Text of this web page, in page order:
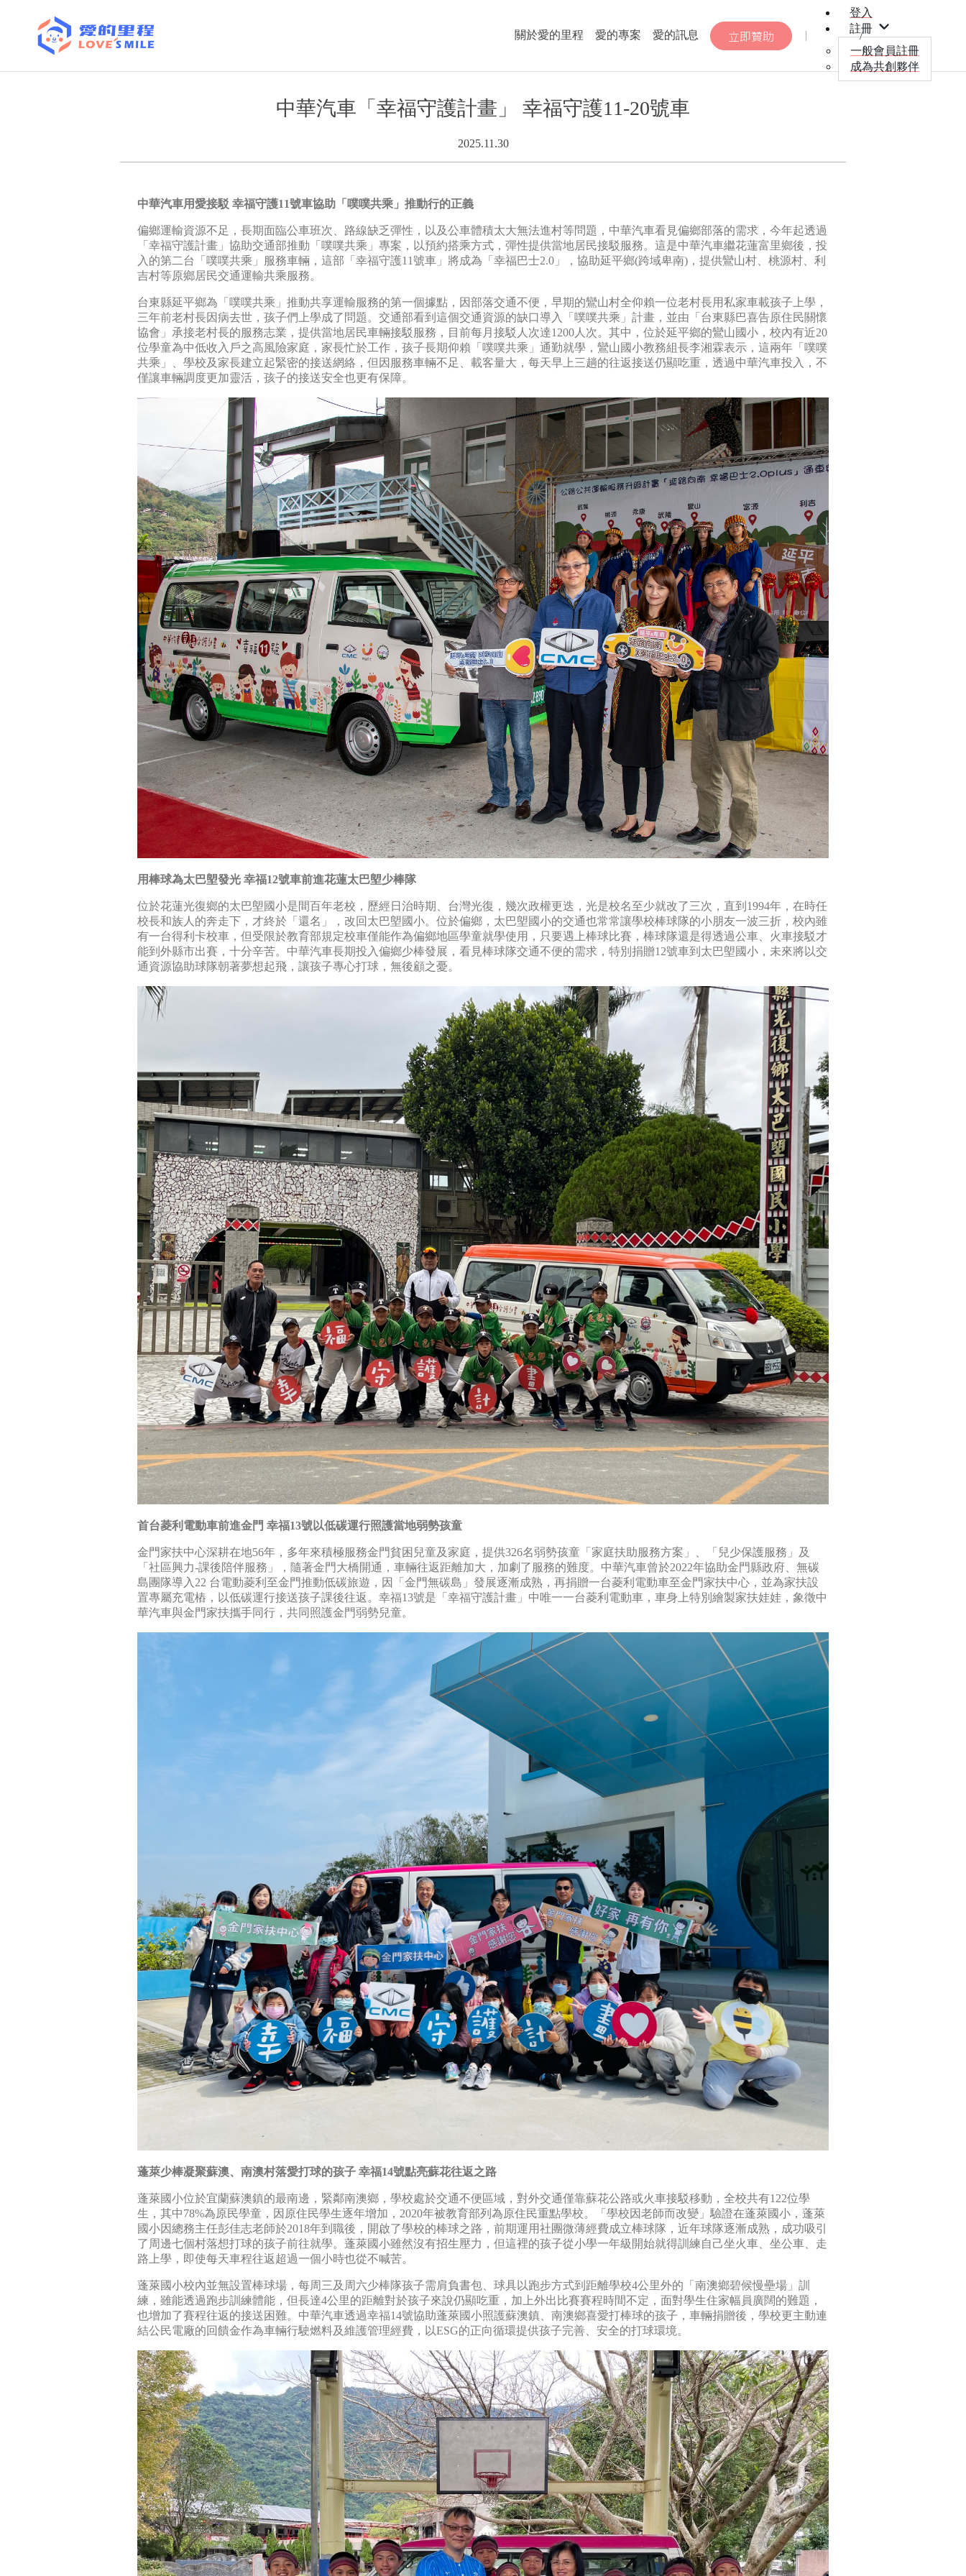
關於愛的里程 愛的專案 愛的訊息 立即贊助
登入
註冊
一般會員註冊
成為共創夥伴
中華汽車「幸福守護計畫」 幸福守護11-20號車
2025.11.30
中華汽車用愛接駁 幸福守護11號車協助「噗噗共乘」推動行的正義
偏鄉運輸資源不足，長期面臨公車班次、路線缺乏彈性，以及公車體積太大無法進村等問題，中華汽車看見偏鄉部落的需求，今年起透過
「幸福守護計畫」協助交通部推動「噗噗共乘」專案，以預約搭乘方式，彈性提供當地居民接駁服務。這是中華汽車繼花蓮富里鄉後，投
入的第二台「噗噗共乘」服務車輛，這部「幸福守護11號車」將成為「幸福巴士2.0」，協助延平鄉(跨域卑南)，提供鸞山村、桃源村、利
吉村等原鄉居民交通運輸共乘服務。
台東縣延平鄉為「噗噗共乘」推動共享運輸服務的第一個據點，因部落交通不便，早期的鸞山村全仰賴一位老村長用私家車載孩子上學，
三年前老村長因病去世，孩子們上學成了問題。交通部看到這個交通資源的缺口導入「噗噗共乘」計畫，並由「台東縣巴喜告原住民關懷
協會」承接老村長的服務志業，提供當地居民車輛接駁服務，目前每月接駁人次達1200人次。其中，位於延平鄉的鸞山國小，校內有近20
位學童為中低收入戶之高風險家庭，家長忙於工作，孩子長期仰賴「噗噗共乘」通勤就學，鸞山國小教務組長李湘霖表示，這兩年「噗噗
共乘」、學校及家長建立起緊密的接送網絡，但因服務車輛不足、載客量大，每天早上三趟的往返接送仍顯吃重，透過中華汽車投入，不
僅讓車輛調度更加靈活，孩子的接送安全也更有保障。
用棒球為太巴塱發光 幸福12號車前進花蓮太巴塱少棒隊
位於花蓮光復鄉的太巴塱國小是間百年老校，歷經日治時期、台灣光復，幾次政權更迭，光是校名至少就改了三次，直到1994年，在時任
校長和族人的奔走下，才終於「還名」，改回太巴塱國小。位於偏鄉，太巴塱國小的交通也常常讓學校棒球隊的小朋友一波三折，校內雖
有一台得利卡校車，但受限於教育部規定校車僅能作為偏鄉地區學童就學使用，只要遇上棒球比賽，棒球隊還是得透過公車、火車接駁才
能到外縣市出賽，十分辛苦。中華汽車長期投入偏鄉少棒發展，看見棒球隊交通不便的需求，特別捐贈12號車到太巴塱國小，未來將以交
通資源協助球隊朝著夢想起飛，讓孩子專心打球，無後顧之憂。
首台菱利電動車前進金門 幸福13號以低碳運行照護當地弱勢孩童
金門家扶中心深耕在地56年，多年來積極服務金門貧困兒童及家庭，提供326名弱勢孩童「家庭扶助服務方案」、「兒少保護服務」及
「社區興力-課後陪伴服務」，隨著金門大橋開通，車輛往返距離加大，加劇了服務的難度。中華汽車曾於2022年協助金門縣政府、無碳
島團隊導入22 台電動菱利至金門推動低碳旅遊，因「金門無碳島」發展逐漸成熟，再捐贈一台菱利電動車至金門家扶中心，並為家扶設
置專屬充電樁，以低碳運行接送孩子課後往返。幸福13號是「幸福守護計畫」中唯一一台菱利電動車，車身上特別繪製家扶娃娃，象徵中
華汽車與金門家扶攜手同行，共同照護金門弱勢兒童。
蓬萊少棒凝聚蘇澳、南澳村落愛打球的孩子 幸福14號點亮蘇花往返之路
蓬萊國小位於宜蘭蘇澳鎮的最南邊，緊鄰南澳鄉，學校處於交通不便區域，對外交通僅靠蘇花公路或火車接駁移動，全校共有122位學
生，其中78%為原民學童，因原住民學生逐年增加，2020年被教育部列為原住民重點學校。「學校因老師而改變」驗證在蓬萊國小，蓬萊
國小因總務主任彭佳志老師於2018年到職後，開啟了學校的棒球之路，前期運用社團微薄經費成立棒球隊，近年球隊逐漸成熟，成功吸引
了周邊七個村落想打球的孩子前往就學。蓬萊國小雖然沒有招生壓力，但這裡的孩子從小學一年級開始就得訓練自己坐火車、坐公車、走
路上學，即使每天車程往返超過一個小時也從不喊苦。
蓬萊國小校內並無設置棒球場，每周三及周六少棒隊孩子需肩負書包、球具以跑步方式到距離學校4公里外的「南澳鄉碧候慢壘場」訓
練，雖能透過跑步訓練體能，但長達4公里的距離對於孩子來說仍顯吃重，加上外出比賽賽程時間不定，面對學生住家幅員廣闊的難題，
也增加了賽程往返的接送困難。中華汽車透過幸福14號協助蓬萊國小照護蘇澳鎮、南澳鄉喜愛打棒球的孩子，車輛捐贈後，學校更主動連
結公民電廠的回饋金作為車輛行駛燃料及維護管理經費，以ESG的正向循環提供孩子完善、安全的打球環境。